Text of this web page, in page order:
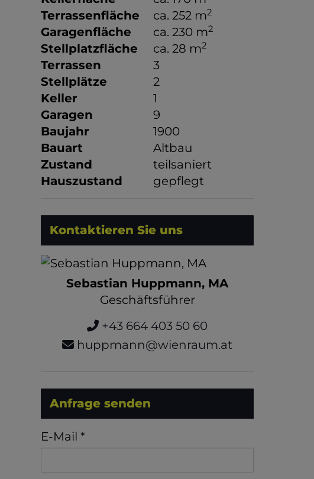
Terrassenfläche ca. 252 m2
Garagenfläche ca. 230 m2
Stellplatzfläche ca. 28 m2
Terrassen
3
Stellplätze
2
Keller
1
Garagen
9
Baujahr
1900
Bauart
Altbau
Zustand
teilsaniert
Hauszustand
gepflegt
Kontaktieren Sie uns
Sebastian Huppmann, MA
Geschäftsführer
+43 664 403 50 60
huppmann@wienraum.at
Anfrage senden
E-Mail